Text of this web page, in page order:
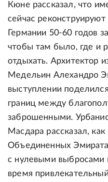
Кюне рассказал, что
сейчас
Германии 50-60 годов
чтобы там было, где и
отдыхать. Архитектор
Медельин Алехандро
выступлении
границ между
заброшенными.
Масдара рассказал,
Объединенных
с нулевыми выбросами
время